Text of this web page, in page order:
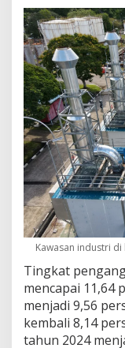
Kawasan industri
Tingkat
mencapai 11,64
menjadi 9,56
kembali 8,14
tahun 2024